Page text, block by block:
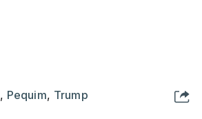
, Pequim, Trump